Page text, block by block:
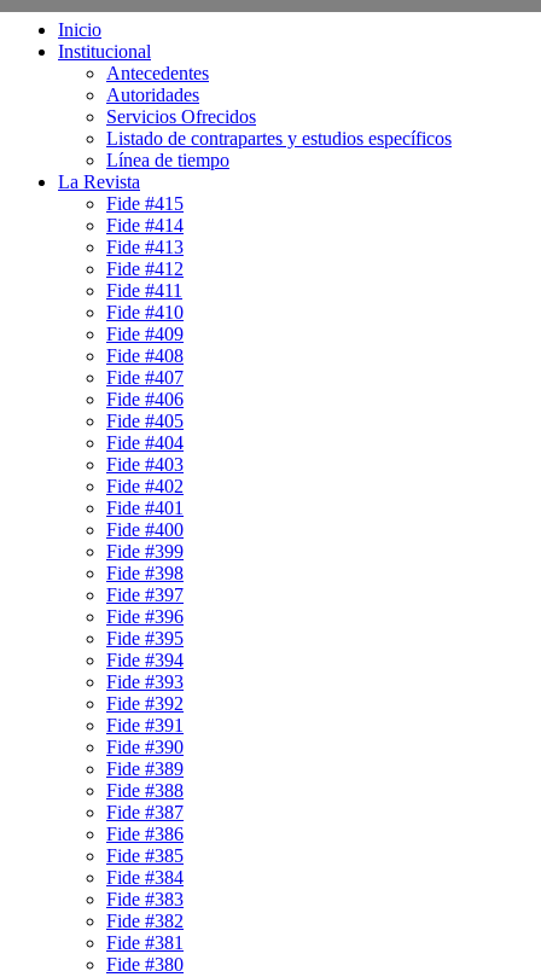
Inicio
Institucional
Antecedentes
Autoridades
Servicios Ofrecidos
Listado de contrapartes y estudios específicos
Línea de tiempo
La Revista
Fide #415
Fide #414
Fide #413
Fide #412
Fide #411
Fide #410
Fide #409
Fide #408
Fide #407
Fide #406
Fide #405
Fide #404
Fide #403
Fide #402
Fide #401
Fide #400
Fide #399
Fide #398
Fide #397
Fide #396
Fide #395
Fide #394
Fide #393
Fide #392
Fide #391
Fide #390
Fide #389
Fide #388
Fide #387
Fide #386
Fide #385
Fide #384
Fide #383
Fide #382
Fide #381
Fide #380